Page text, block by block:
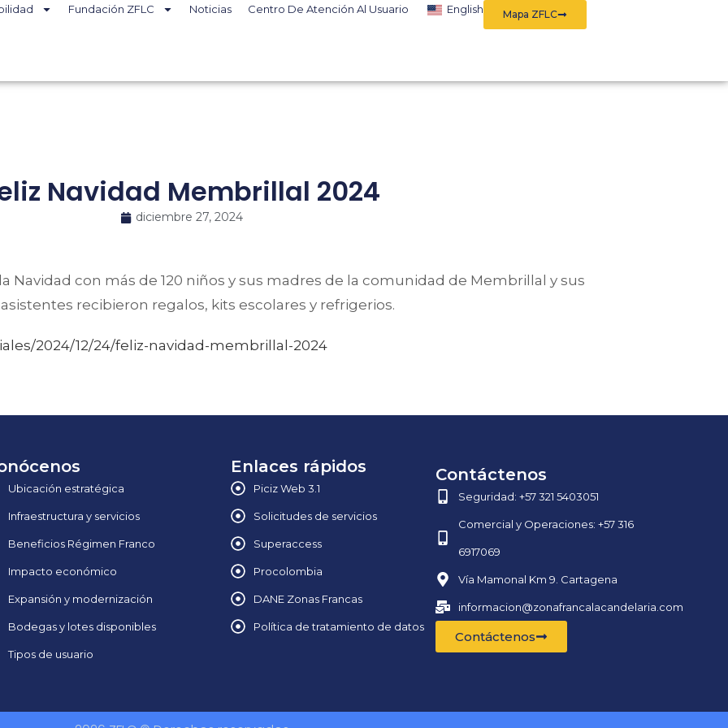
Fundación ZFLC Noticias Centro De Atención Al Usuario English Mapa ZFLC
Navidad Membrillal 2024
diciembre 27, 2024
Navidad con más de 120 niños y sus madres de la comunidad de Membrillal y sus
recibieron regalos, kits escolares y refrigerios.
2024/12/24/feliz-navidad-membrillal-2024
Ubicación estratégica
Infraestructura y servicios
Beneficios Régimen Franco
Impacto económico
Expansión y modernización
Bodegas y lotes disponibles
Tipos de usuario
Enlaces rápidos
Piciz Web 3.1
Solicitudes de servicios
Superaccess
Procolombia
DANE Zonas Francas
Política de tratamiento de datos
Contáctenos
Seguridad: +57 321 5403051
Comercial y Operaciones: +57 316
6917069
Vía Mamonal Km 9. Cartagena
informacion@zonafrancalacandelaria.com
Contáctenos